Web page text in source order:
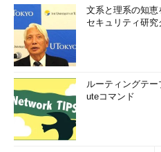
［全画面領域切り取り］を選択す
Snipping Toolの切り取り領域の形式選
択メニュー
Snipping Toolでは、デフォルトの四角
形の領域のほか、自由形式などの複数の
切り取り領域の形式から選択できる。
文系と理系の知
セキュリティ研
ルーティングテ
uteコマンド